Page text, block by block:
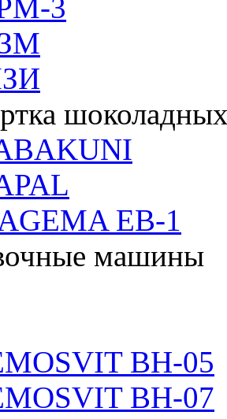
3
EB-1
машины
BH-05
BH-07